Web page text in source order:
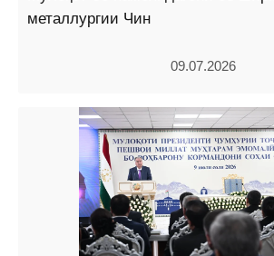
металлургии Чин
09.07.2026